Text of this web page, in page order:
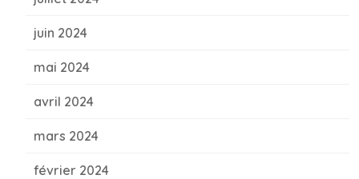
juin 2024
mai 2024
avril 2024
mars 2024
février 2024